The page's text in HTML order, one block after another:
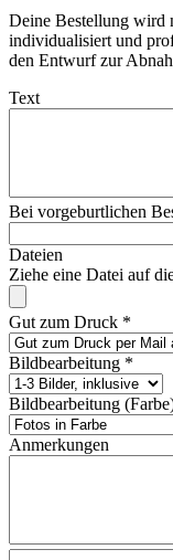
Deine Bestellung wird
individualisiert und
den Entwurf zur
Text
Bei vorgeburtlichen
Dateien
Ziehe eine Datei auf
Gut zum Druck *
Bildbearbeitung *
Bildbearbeitung
Anmerkungen